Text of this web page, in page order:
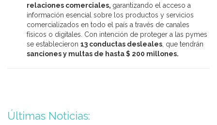
relaciones comerciales, garantizando el acceso a
información esencial sobre los productos y servicios
comercializados en todo el país a través de canales
físicos o digitales. Con intención de proteger a las pymes
se establecieron 13 conductas desleales , que tendrán
sanciones y multas de hasta $ 200 millones.
Últimas Noticias: